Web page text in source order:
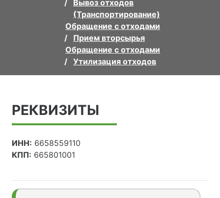
Вывоз отходов
(Транспортирование)
Обращение с отходами
Прием вторсырья
Обращение с отходами
Утилизация отходов
РЕКВИЗИТЫ
ИНН: 6658559110
КПП: 665801001